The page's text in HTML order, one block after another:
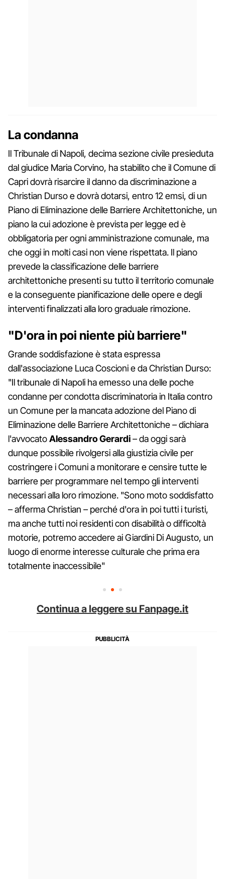
La condanna
Il Tribunale di Napoli, decima sezione civile presieduta
dal giudice Maria Corvino, ha stabilito che il Comune di
Capri dovrà risarcire il danno da discriminazione a
Christian Durso e dovrà dotarsi, entro 12 emsi, di un
Piano di Eliminazione delle Barriere Architettoniche, un
piano la cui adozione è prevista per legge ed è
obbligatoria per ogni amministrazione comunale, ma
che oggi in molti casi non viene rispettata. Il piano
prevede la classificazione delle barriere
architettoniche presenti su tutto il territorio comunale
e la conseguente pianificazione delle opere e degli
interventi finalizzati alla loro graduale rimozione.
"D'ora in poi niente più barriere"
Grande soddisfazione è stata espressa
dall'associazione Luca Coscioni e da Christian Durso:
"Il tribunale di Napoli ha emesso una delle poche
condanne per condotta discriminatoria in Italia contro
un Comune per la mancata adozione del Piano di
Eliminazione delle Barriere Architettoniche – dichiara
l'avvocatoAlessandro Gerardi– da oggi sarà
dunque possibile rivolgersi alla giustizia civile per
costringere i Comuni a monitorare e censire tutte le
barriere per programmare nel tempo gli interventi
necessari alla loro rimozione. "Sono moto soddisfatto
– afferma Christian – perché d'ora in poi tutti i turisti,
ma anche tutti noi residenti con disabilità o difficoltà
motorie, potremo accedere ai Giardini Di Augusto, un
luogo di enorme interesse culturale che prima era
totalmente inaccessibile"
Continua a leggere su Fanpage.it